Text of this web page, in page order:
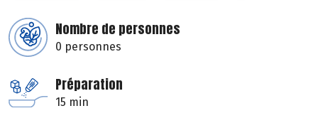
Nombre de personnes
0 personnes
Préparation
15 min